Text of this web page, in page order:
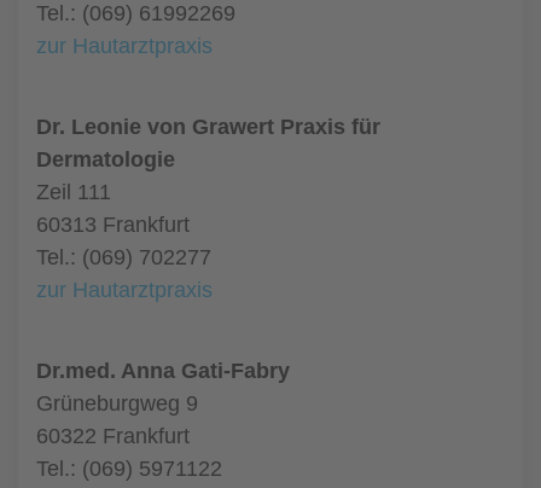
Tel.: (069) 61992269
zur Hautarztpraxis
Dr. Leonie von Grawert Praxis für
Dermatologie
Zeil 111
60313 Frankfurt
Tel.: (069) 702277
zur Hautarztpraxis
Dr.med. Anna Gati-Fabry
Grüneburgweg 9
60322 Frankfurt
Tel.: (069) 5971122